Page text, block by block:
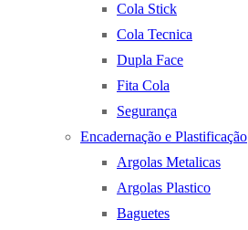
Cola Stick
Cola Tecnica
Dupla Face
Fita Cola
Segurança
Encadernação e Plastificação
Argolas Metalicas
Argolas Plastico
Baguetes